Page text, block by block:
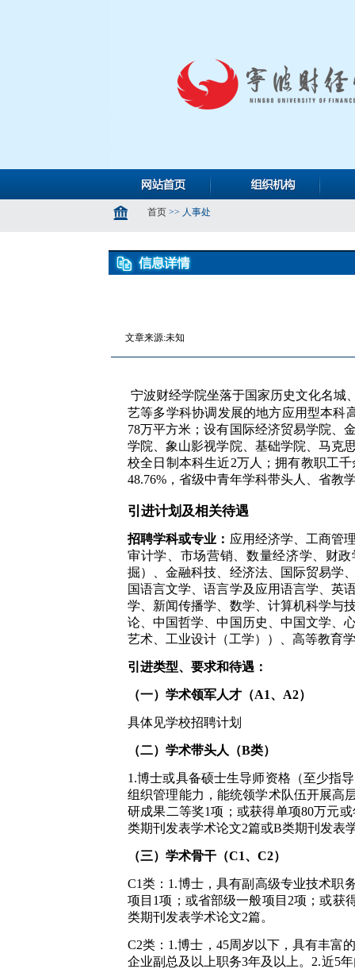
文章来源:未知
宁波财经学院坐落于国家历史文化名
艺等多学科协调发展的地方应用型本科
78万平方米；设有国际经济贸易学院、
学院、象山影视学院、基础学院、马克
校全日制本科生近2万人；拥有教职工
48.76%，省级中青年学科带头人、省教
引进计划及相关待遇
招聘学科或专业： 应用经济学、工商管
审计学、市场营销、数量经济学、财
掘）、金融科技、经济法、国际贸易学
国语言文学、语言学及应用语言学、英
学、新闻传播学、数学、计算机科学与
论、中国哲学、中国历史、中国文学、
艺术、工业设计（工学））、高等教育
引进类型、要求和待遇：
（一）学术领军人才（A1、A2）
具体见学校招聘计划
（二）学术带头人（B类）
1.博士或具备硕士生导师资格（至少指
组织管理能力，能统领学术队伍开展高
研成果二等奖1项；或获得单项80万元
类期刊发表学术论文2篇或B类期刊发表
（三）学术骨干（C1、C2）
C1类：1.博士，具有副高级专业技术职
项目1项；或省部级一般项目2项；或获
类期刊发表学术论文2篇。
C2类：1.博士，45周岁以下，具有丰富
企业副总及以上职务3年及以上。2.近5